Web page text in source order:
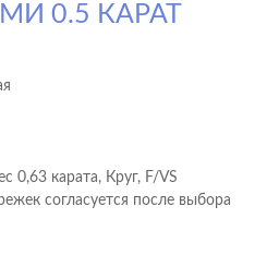
0.5 КАРАТ
0,63 карата, Круг, F/VS
согласуется после выбора